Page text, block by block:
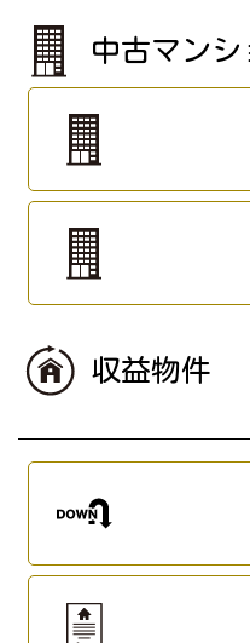
中古マンシ
収益物件